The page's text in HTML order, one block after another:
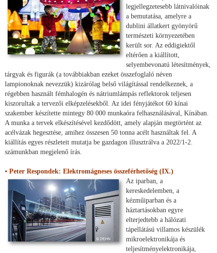
legjellegzetesebb látnivalóinak
a bemutatása, amelyre a
dublini állatkert gyönyörű
természeti környezetében
került sor. Az eddigiektől
eltérően a kiállított,
selyembevonatú létesítmények,
tárgyak és figurák (a továbbiakban ezeket összefoglaló néven
lampionoknak nevezzük) kizárólag belső világítással rendelkeznek, a
régebben használt fémhalogén és nátriumlámpás reflektorok teljesen
kiszorultak a tervezői elképzelésekből. Az idei fényjátékot 60 kínai
szakember készítette mintegy 80 000 munkaóra felhasználásával, Kínában.
A munka a tervek elkészítésével kezdődött, amely alapján megtörtént az
acélvázak hegesztése, amihez összesen 50 tonna acélt használtak fel. A
kiállítás egyes részleteit mutatja be gazdagon illusztrálva a 2022/1-2.
számunkban megjelenő írás.
▪ Peter Respondek: Elektromágneses összeférhetőség (IX.)
Az iparban, a
kereskedelemben, a
kézműiparban és a
háztartásokban egyre
elterjedtebb a hálózati
tápellátású villamos készülék
mikroelektronikája és
teljesítményelektronikája,